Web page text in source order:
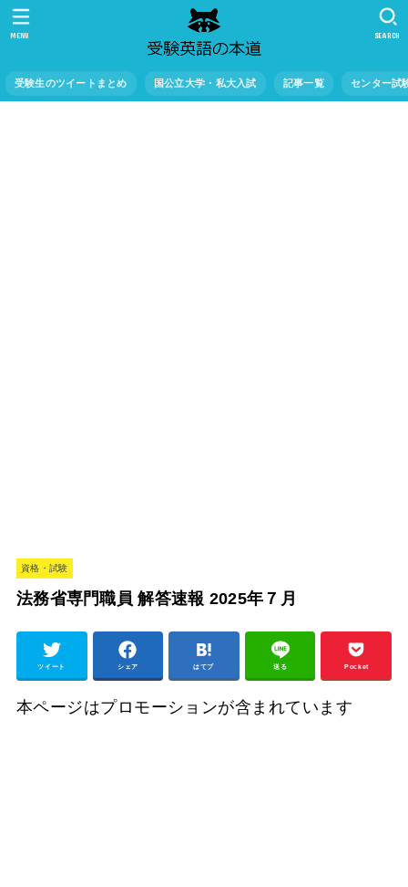
受験生のツイートまとめ 国公立大学・私大入試 記事一覧 センター試
SEARCH
MENU
資格・試験
法務省専門職員 解答速報 2025年７月
ツイート シェア はてブ 送る Pocket
本ページはプロモーションが含まれています